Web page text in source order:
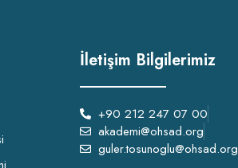
İletişim Bilgilerimiz
+90 212 247 07 00
akademi@ohsad.org
guler.tosunoglu@ohsad.org